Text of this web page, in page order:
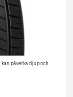
påverka djup och